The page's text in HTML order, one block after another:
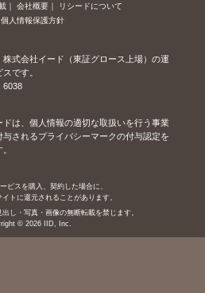
会社概要
リシードについて
個人情報保護方針
株式会社イード（東証グロース上場）の運
です。
6038
ドは、個人情報の適切な取扱いを行う事業
与されるプライバシーマークの付与認定を
ビスを購入、契約した場合に、
トに還元されることがあります。
し・写真・画像の無断転載を禁じます。
© 2026 IID, Inc.